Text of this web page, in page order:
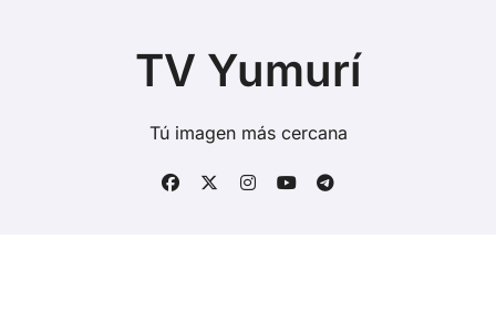
TV Yumurí
Tú imagen más cercana